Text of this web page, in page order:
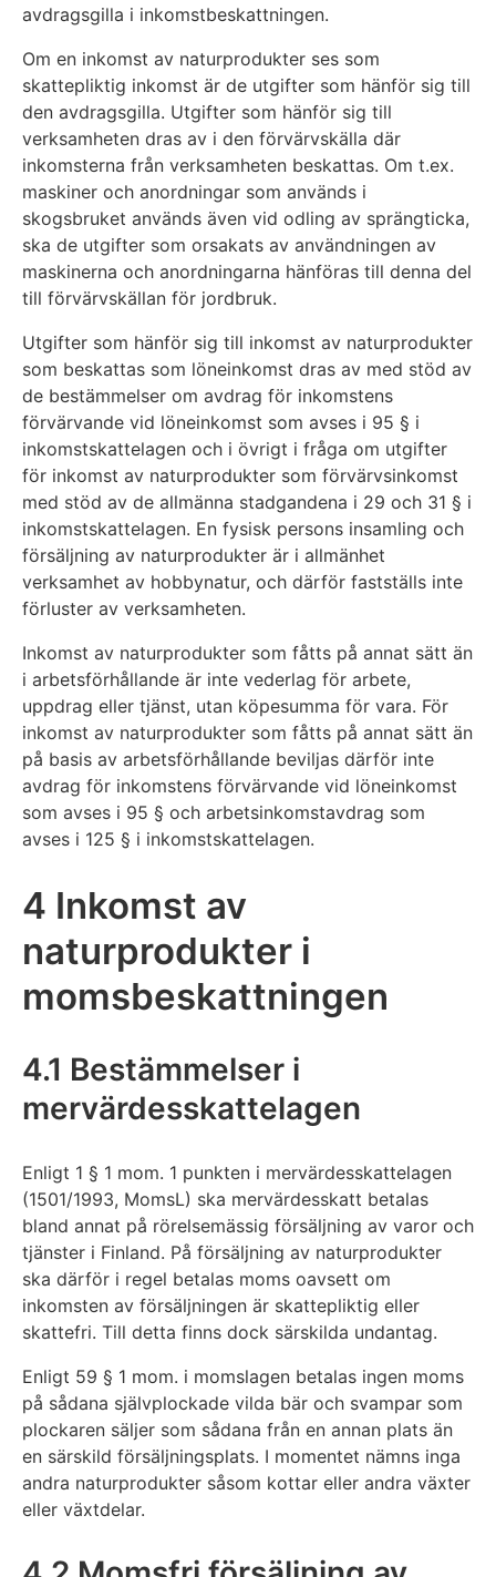
avdragsgilla i inkomstbeskattningen.
Om en inkomst av naturprodukter ses som
skattepliktig inkomst är de utgifter som hänför sig till
den avdragsgilla. Utgifter som hänför sig till
verksamheten dras av i den förvärvskälla där
inkomsterna från verksamheten beskattas. Om t.ex.
maskiner och anordningar som används i
skogsbruket används även vid odling av sprängticka,
ska de utgifter som orsakats av användningen av
maskinerna och anordningarna hänföras till denna del
till förvärvskällan för jordbruk.
Utgifter som hänför sig till inkomst av naturprodukter
som beskattas som löneinkomst dras av med stöd av
de bestämmelser om avdrag för inkomstens
förvärvande vid löneinkomst som avses i 95 § i
inkomstskattelagen och i övrigt i fråga om utgifter
för inkomst av naturprodukter som förvärvsinkomst
med stöd av de allmänna stadgandena i 29 och 31 § i
inkomstskattelagen. En fysisk persons insamling och
försäljning av naturprodukter är i allmänhet
verksamhet av hobbynatur, och därför fastställs inte
förluster av verksamheten.
Inkomst av naturprodukter som fåtts på annat sätt än
i arbetsförhållande är inte vederlag för arbete,
uppdrag eller tjänst, utan köpesumma för vara. För
inkomst av naturprodukter som fåtts på annat sätt än
på basis av arbetsförhållande beviljas därför inte
avdrag för inkomstens förvärvande vid löneinkomst
som avses i 95 § och arbetsinkomstavdrag som
avses i 125 § i inkomstskattelagen.
4 Inkomst av
naturprodukter i
momsbeskattningen
4.1 Bestämmelser i
mervärdesskattelagen
Enligt 1 § 1 mom. 1 punkten i mervärdesskattelagen
(1501/1993, MomsL) ska mervärdesskatt betalas
bland annat på rörelsemässig försäljning av varor och
tjänster i Finland. På försäljning av naturprodukter
ska därför i regel betalas moms oavsett om
inkomsten av försäljningen är skattepliktig eller
skattefri. Till detta finns dock särskilda undantag.
Enligt 59 § 1 mom. i momslagen betalas ingen moms
på sådana självplockade vilda bär och svampar som
plockaren säljer som sådana från en annan plats än
en särskild försäljningsplats. I momentet nämns inga
andra naturprodukter såsom kottar eller andra växter
eller växtdelar.